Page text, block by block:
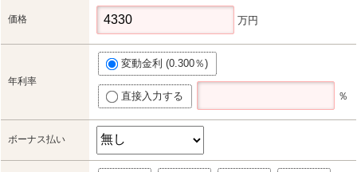
価格 万円
年利率
変動金利 (0.300％)
直接入力する ％
ボーナス払い